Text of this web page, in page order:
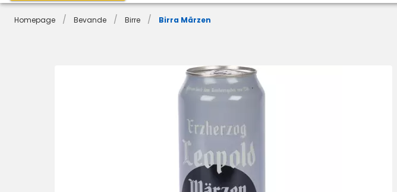
Homepage / Bevande / Birre / Birra Märzen